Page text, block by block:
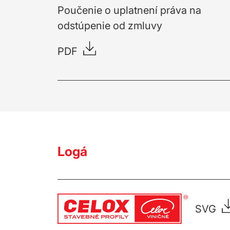
Poučenie o uplatnení práva na
odstúpenie od zmluvy
PDF
Logá
SVG